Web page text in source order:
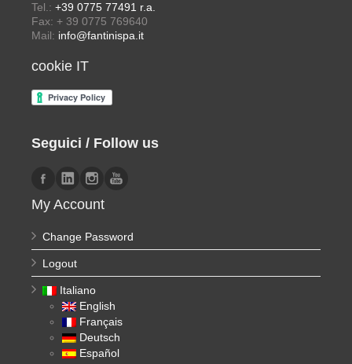
Tel.: +39 0775 77491 r.a.
Fax: + 39 0775 769640
Mail: info@fantinispa.it
cookie IT
Seguici / Follow us
My Account
Change Password
Logout
Italiano
English
Français
Deutsch
Español